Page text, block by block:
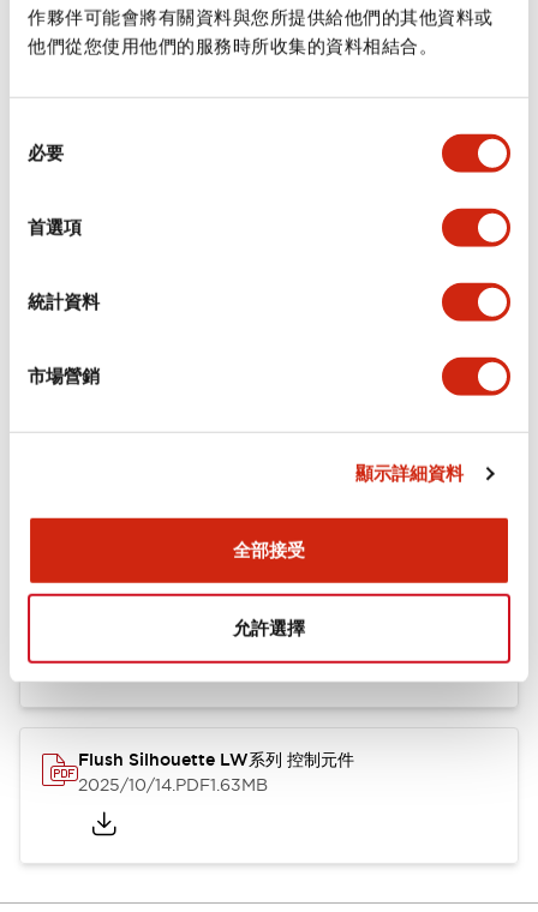
作夥伴可能會將有關資料與您所提供給他們的其他資料或
他們從您使用他們的服務時所收集的資料相結合。
必要
首選項
統計資料
市場營銷
顯示詳細資料
全部接受
允許選擇
規格
環境規範
機械規格
Flush Silhouette LW系列 控制元件 (英文版)
1.23MB
Flush Silhouette LW系列 控制元件
2025/10/14.PDF1.63MB